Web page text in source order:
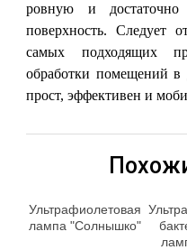
ровную и достаточно
поверхность. Следует
самых подходящих
обработки помещений
прост, эффективен и
Ультрафиолетовая
лампа "Солнышко"